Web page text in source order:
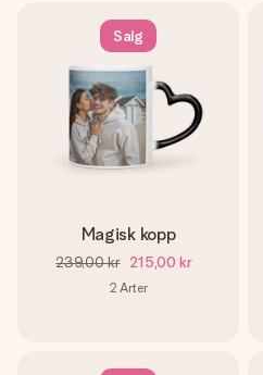
Salg
Magisk kopp
239,00 kr 215,00 kr
2 Arter